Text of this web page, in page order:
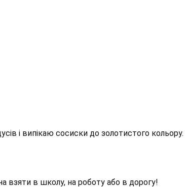
і випікаю сосиски до золотистого кольору.
взяти в школу, на роботу або в дорогу!